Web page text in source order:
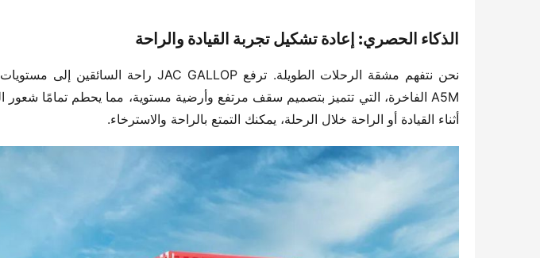
​الذكاء الحصري: إعادة تشكيل تجربة القيادة والراحة​
أثناء القيادة أو الراحة خلال الرحلة، يمكنك التمتع بالراحة والاسترخاء.